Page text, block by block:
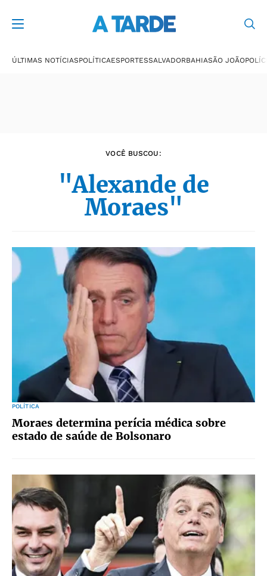
ÚLTIMAS NOTÍCIASPOLÍTICAESPORTESSALVADORBAHIASÃO JOÃO
VOCÊ BUSCOU:
"Alexande de
Moraes"
POLÍTICA
Moraes determina perícia médica sobre
estado de saúde de Bolsonaro